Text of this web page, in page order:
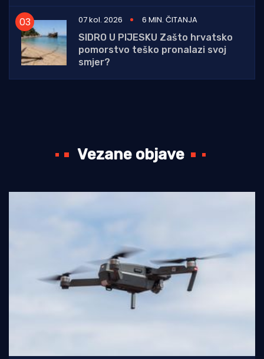
07 kol. 2026
6 MIN. ČITANJA
SIDRO U PIJESKU Zašto hrvatsko
pomorstvo teško pronalazi svoj
smjer?
Vezane objave